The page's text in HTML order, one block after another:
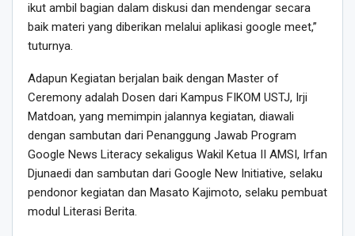
ikut ambil bagian dalam diskusi dan mendengar secara
baik materi yang diberikan melalui aplikasi google meet,”
tuturnya.
Adapun Kegiatan berjalan baik dengan Master of
Ceremony adalah Dosen dari Kampus FIKOM USTJ, Irji
Matdoan, yang memimpin jalannya kegiatan, diawali
dengan sambutan dari Penanggung Jawab Program
Google News Literacy sekaligus Wakil Ketua II AMSI, Irfan
Djunaedi dan sambutan dari Google New Initiative, selaku
pendonor kegiatan dan Masato Kajimoto, selaku pembuat
modul Literasi Berita.